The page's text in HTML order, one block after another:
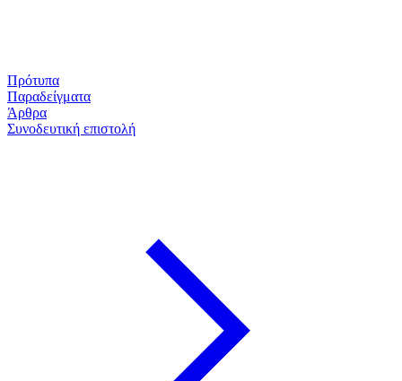
Πρότυπα
Παραδείγματα
Άρθρα
Συνοδευτική επιστολή